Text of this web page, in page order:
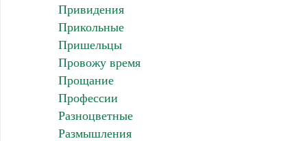
Привидения
Прикольные
Пришельцы
Провожу время
Прощание
Профессии
Разноцветные
Размышления